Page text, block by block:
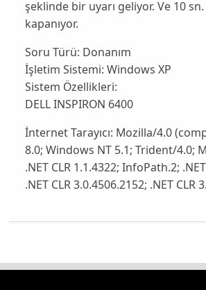
şeklinde bir uyarı geliyor. Ve 10
kapanıyor.
Soru Türü: Donanım
İşletim Sistemi: Windows XP
Sistem Özellikleri:
DELL INSPIRON 6400
İnternet Tarayıcı: Mozilla/4.0
8.0; Windows NT 5.1; Trident/4.0;
.NET CLR 1.1.4322; InfoPath.2;
.NET CLR 3.0.4506.2152; .NET CLR